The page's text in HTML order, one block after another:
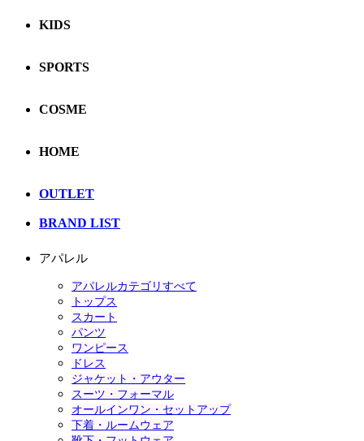
KIDS
SPORTS
COSME
HOME
OUTLET
BRAND LIST
アパレル
アパレルカテゴリすべて
トップス
スカート
パンツ
ワンピース
ドレス
ジャケット・アウター
スーツ・フォーマル
オールインワン・セットアップ
下着・ルームウェア